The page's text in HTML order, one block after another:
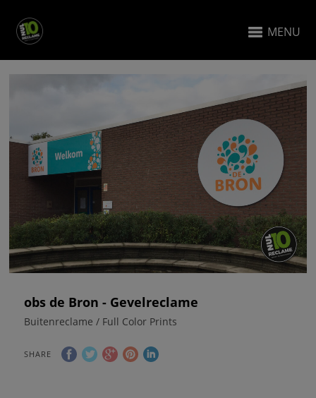
MENU
obs de Bron - Gevelreclame
Buitenreclame / Full Color Prints
SHARE